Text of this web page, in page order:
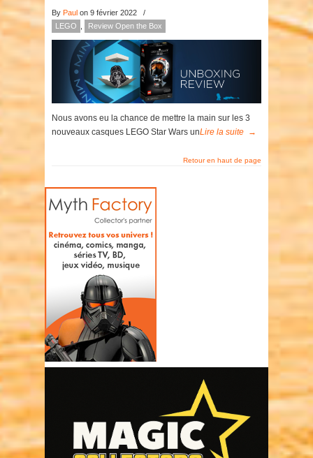
By Paul on 9 février 2022
/
LEGO
Review Open the Box
Nous avons eu la chance de mettre la main sur les 3
nouveaux casques LEGO Star Wars unLire la suite →
Retour en haut de page